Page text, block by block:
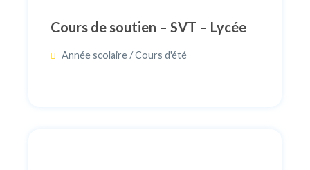
Cours de soutien – SVT – Lycée
Année scolaire / Cours d'été